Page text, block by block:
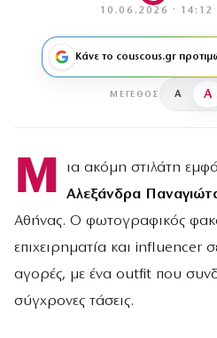
10.06.2026 · 14:12 ·
Κάνε το couscous.gr
ΜΈΓΕΘΟΣ A A
Μ
ια ακόμη στιλάτη
Αλεξάνδρα
Αθήνας. Ο φωτογραφικός
επιχειρηματία και influencer
αγορές, με ένα outfit που
σύγχρονες τάσεις.